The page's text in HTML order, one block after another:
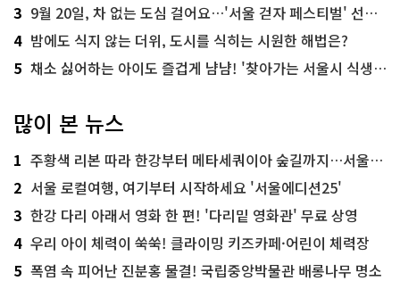
3 9월 20일, 차 없는 도심 걸어요…'서울 걷자 페스티벌' 선착순 5천명
4 밤에도 식지 않는 더위, 도시를 식히는 시원한 해법은?
5 채소 싫어하는 아이도 즐겁게 냠냠! '찾아가는 서울시 식생활 교육' 현장
많이 본 뉴스
1 주황색 리본 따라 한강부터 메타세쿼이아 숲길까지…서울둘레길 15코스
2 서울 로컬여행, 여기부터 시작하세요 '서울에디션25'
3 한강 다리 아래서 영화 한 편! '다리밑 영화관' 무료 상영
4 우리 아이 체력이 쑥쑥! 클라이밍 키즈카페·어린이 체력장
5 폭염 속 피어난 진분홍 물결! 국립중앙박물관 배롱나무 명소